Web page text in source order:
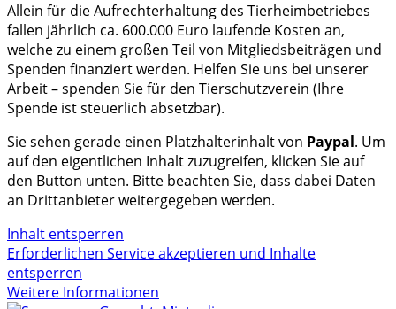
Allein für die Aufrechterhaltung des Tierheimbetriebes
fallen jährlich ca. 600.000 Euro laufende Kosten an,
welche zu einem großen Teil von Mitgliedsbeiträgen und
Spenden finanziert werden. Helfen Sie uns bei unserer
Arbeit – spenden Sie für den Tierschutzverein (Ihre
Spende ist steuerlich absetzbar).
Sie sehen gerade einen Platzhalterinhalt von Paypal. Um
auf den eigentlichen Inhalt zuzugreifen, klicken Sie auf
den Button unten. Bitte beachten Sie, dass dabei Daten
an Drittanbieter weitergegeben werden.
Inhalt entsperren
Erforderlichen Service akzeptieren und Inhalte
entsperren
Weitere Informationen